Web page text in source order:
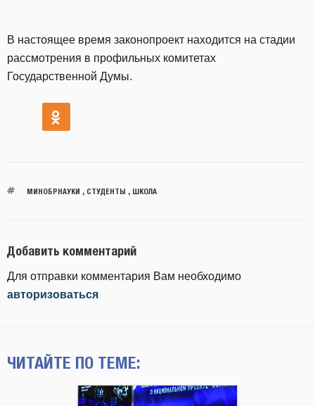
В настоящее время законопроект находится на стадии
рассмотрения в профильных комитетах
Государственной Думы.
МИНОБРНАУКИ , СТУДЕНТЫ , ШКОЛА
Добавить комментарий
Для отправки комментария Вам необходимо
авторизоваться
ЧИТАЙТЕ ПО ТЕМЕ: